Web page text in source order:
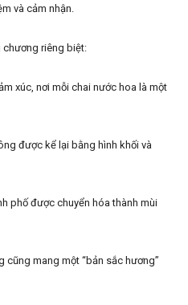
và cảm nhận.
chương riêng biệt:
xúc, nơi mỗi chai nước hoa là một
được kể lại bằng hình khối và
phố được chuyển hóa thành mùi
mang một “bản sắc hương”